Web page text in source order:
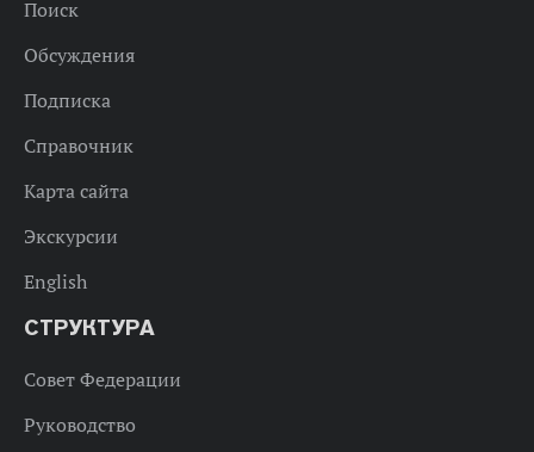
Поиск
Обсуждения
Подписка
Справочник
Карта сайта
Экскурсии
English
СТРУКТУРА
Совет Федерации
Руководство